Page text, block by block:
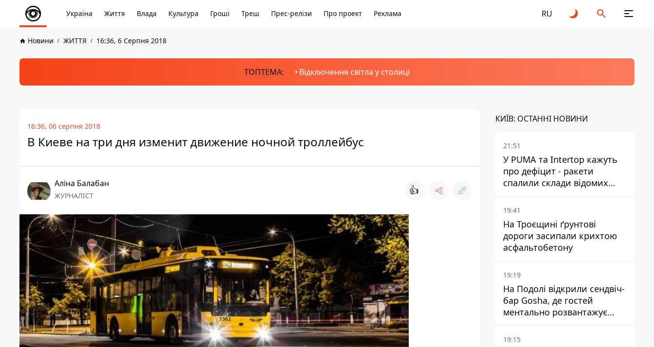
Україна Життя Влада Культура Гроші Треш Прес-релізи Про проект Реклама RU
Новини ЖИТТЯ 16:36, 6 Серпня 2018
ТОПТЕМА: Відключення світла у столиці
16:36, 06 серпня 2018
В Киеве на три дня изменит движение ночной троллейбус
Аліна Балабан
ЖУРНАЛІСТ 👍
КИЇВ: ОСТАННІ НОВИНИ
21:51
У PUMA та Intertop кажуть
про дефіцит - ракети
спалили склади відомих
брендів
19:41
На Троєщині ґрунтові
дороги засипали крихтою
асфальтобетону
19:19
На Подолі відкрили сендвіч-
бар Gosha, де гостей
ментально розвантажує
акула
19:15